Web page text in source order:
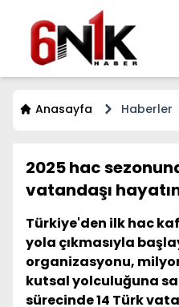
Anasayfa Haberler
2025 hac
vatandaşı
Türkiye'den ilk hac
yola çıkmasıyla
organizasyonu,
kutsal yolculuğuna
sürecinde 14 Türk